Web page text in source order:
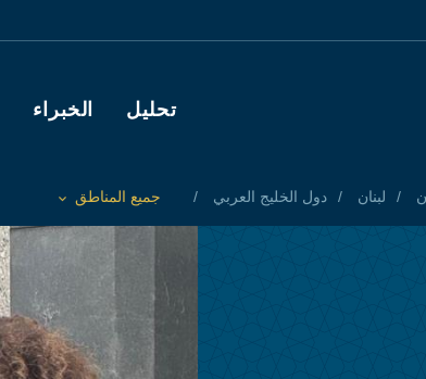
Main navigation
تحليل الخبراء
لبنان دول الخليج العربي
Toggle List of
جميع المناطق